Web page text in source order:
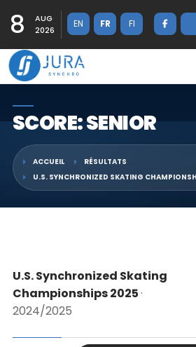
8
AUG
2026
EN FR FI
SCORE: SENIOR
ACCUEIL
RÉSULTATS
U.S. SYNCHRONIZED SKATING
U.S. Synchronized Skating
Championships 2025·
2024/2025